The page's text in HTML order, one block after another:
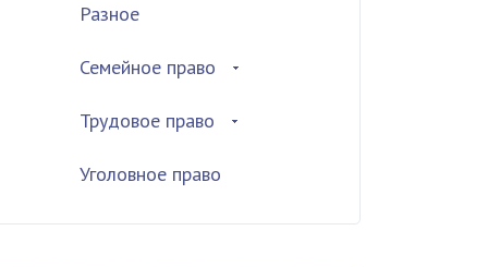
Разное
Семейное право
Трудовое право
Уголовное право